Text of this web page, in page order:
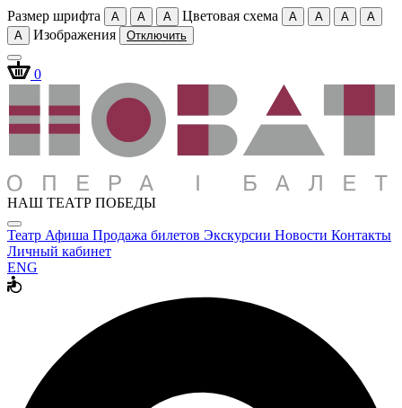
Размер шрифта A A A Цветовая схема A A A
A
A
Изображения Отключить
0
НАШ ТЕАТР ПОБЕДЫ
Театр Афиша Продажа билетов Экскурсии Новости Контакты
Личный кабинет
ENG